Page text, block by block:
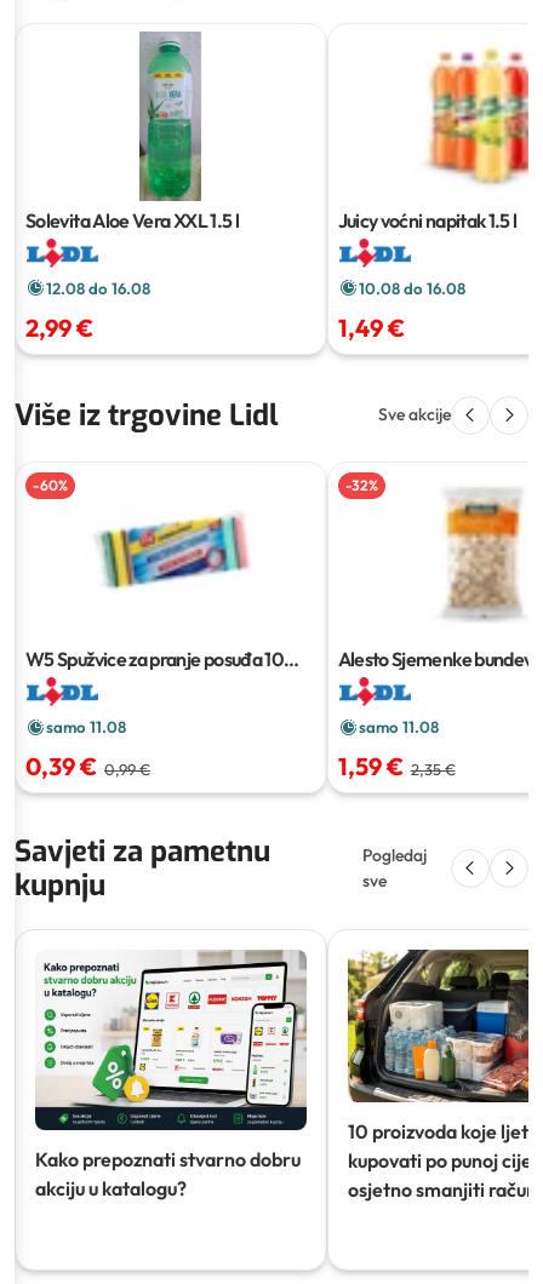
Solevita Aloe Vera XXL1.5 l
12.08 do 16.08
2,99 €
Juicy voćni napitak1.5 l
10.08 do 16.08
1,49 €
Više iz trgovine Lidl Sve akcije
-60%
W5 Spužvice za pranje posuđa10
kom
samo 11.08
0,39 € 0,99 €
-32%
Alesto Sjemenke bundeve
samo 11.08
1,59 € 2,35 €
Savjeti za pametnu
kupnju
Pogledaj
sve
Kako prepoznati stvarno dobru
akciju u katalogu?
10 proizvoda koje ljeti
kupovati po punoj
osjetno smanjiti račun)